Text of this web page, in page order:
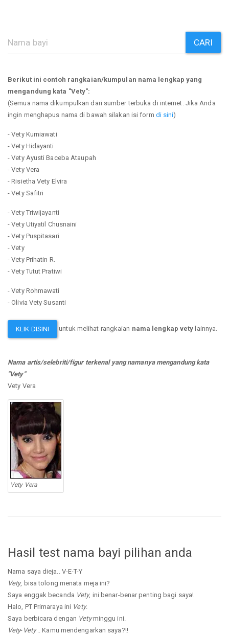
CARI
Berikut ini contoh rangkaian/kumpulan nama lengkap yang
mengandung kata "Vety":
(Semua nama dikumpulkan dari sumber terbuka di internet. Jika Anda
ingin menghapus nama di bawah silakan isi form di sini)
- Vety Kurniawati
- Vety Hidayanti
- Vety Ayusti Baceba Ataupah
- Vety Vera
- Risietha Vety Elvira
- Vety Safitri
- Vety Triwijayanti
- Vety Utiyatil Chusnaini
- Vety Puspitasari
- Vety
- Vety Prihatin R.
- Vety Tutut Pratiwi
- Vety Rohmawati
- Olivia Vety Susanti
KLIK DISINI untuk melihat rangkaian nama lengkap vety lainnya.
Nama artis/selebriti/figur terkenal yang namanya mengandung kata
"Vety"
Vety Vera
Vety Vera
Hasil test nama bayi pilihan anda
Nama saya dieja.. V-E-T-Y
Vety, bisa tolong menata meja ini?
Saya enggak becanda Vety, ini benar-benar penting bagi saya!
Halo, PT Primaraya ini Vety.
Saya berbicara dengan Vetyminggu ini.
Vety- Vety.. Kamu mendengarkan saya?!!